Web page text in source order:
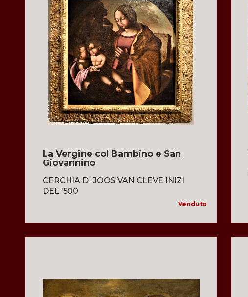
La Vergine col Bambino e San
Giovannino
CERCHIA DI JOOS VAN CLEVE INIZI
DEL '500
Venduto